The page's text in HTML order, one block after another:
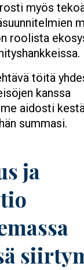
myös
roolista
töitä
kanssa
aidosti
summasi.
ja